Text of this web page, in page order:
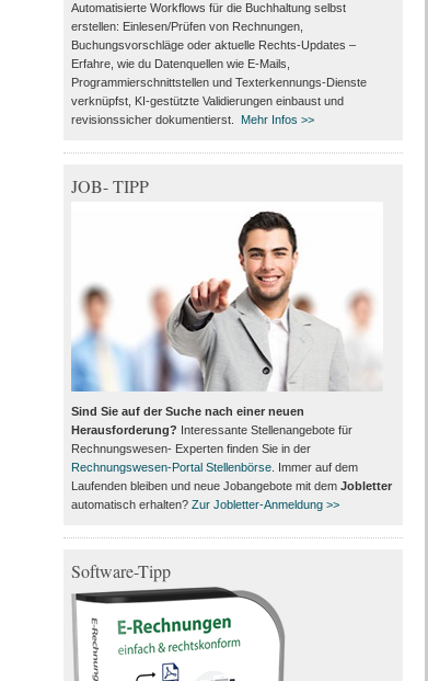
Automatisierte Workflows für die Buchhaltung selbst
erstellen: Einlesen/Prüfen von Rechnungen,
Buchungsvorschläge oder aktuelle Rechts-Updates –
Erfahre, wie du Datenquellen wie E-Mails,
Programmierschnittstellen und Texterkennungs-Dienste
verknüpfst, KI-gestützte Validierungen einbaust und
revisionssicher dokumentierst.
Mehr Infos >>
JOB- TIPP
Sind Sie auf der Suche nach einer neuen
Herausforderung? Interessante Stellenangebote für
Rechnungswesen- Experten finden Sie in der
Rechnungswesen-Portal Stellenbörse. Immer auf dem
Laufenden bleiben und neue Jobangebote mit dem Jobletter
automatisch erhalten? Zur Jobletter-Anmeldung >>
Software-Tipp